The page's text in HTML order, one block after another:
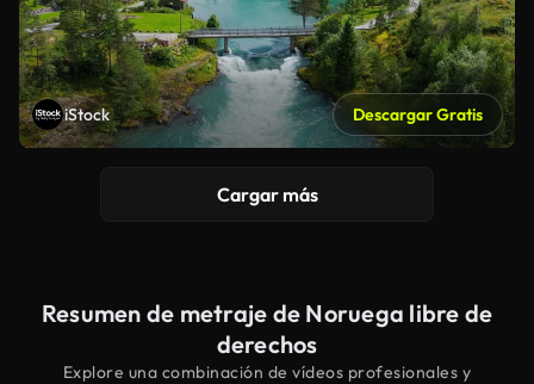
iStock Descargar Gratis
Cargar más
Resumen de metraje de Noruega libre de
derechos
Explore una combinación de vídeos profesionales y